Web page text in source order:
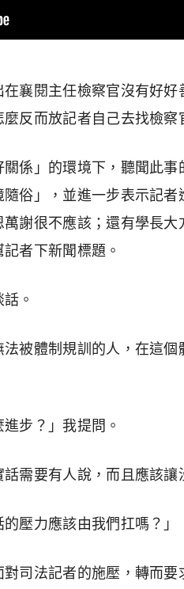
襄閱主任檢察官沒有好
反而放記者自己去找檢
係」的環境下，聽聞此
俗」，並進一步表示記
謝很不應該；還有學長
者下新聞標題。
。
法被體制規訓的人，在這
步？」我提問。
需要有人說，而且應該讓
壓力應該由我們扛嗎？」
司法記者的施壓，轉而